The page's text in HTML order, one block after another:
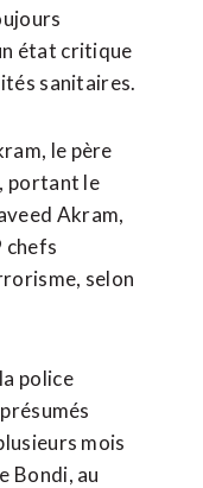
état critique
sanitaires.
le père
portant le
Akram,
​chefs
selon
police
mois
Bondi, au